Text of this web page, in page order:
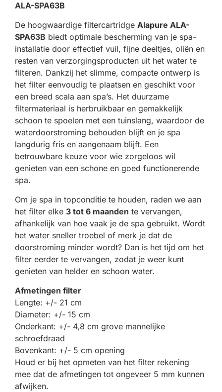
ALA-SPA63B
De hoogwaardige filtercartridge Alapure ALA-
SPA63B biedt optimale bescherming van je spa-
installatie door effectief vuil, fijne deeltjes, oliën en
resten van verzorgingsproducten uit het water te
filteren. Dankzij het slimme, compacte ontwerp is
het filter eenvoudig te plaatsen en geschikt voor
een breed scala aan spa’s. Het duurzame
filtermateriaal is herbruikbaar en gemakkelijk
schoon te spoelen met een tuinslang, waardoor de
waterdoorstroming behouden blijft en je spa
langdurig fris en aangenaam blijft. Een
betrouwbare keuze voor wie zorgeloos wil
genieten van een schone en goed functionerende
spa.
Om je spa in topconditie te houden, raden we aan
het filter elke 3 tot 6 maanden te vervangen,
afhankelijk van hoe vaak je de spa gebruikt. Wordt
het water sneller troebel of merk je dat de
doorstroming minder wordt? Dan is het tijd om het
filter eerder te vervangen, zodat je weer kunt
genieten van helder en schoon water.
Afmetingen filter
Lengte: +/- 21 cm
Diameter: +/- 15 cm
Onderkant: +/- 4,8 cm grove mannelijke
schroefdraad
Bovenkant: +/- 5 cm opening
Houd er bij het opmeten van het filter rekening
mee dat de afmetingen tot ongeveer 5 mm kunnen
afwijken.